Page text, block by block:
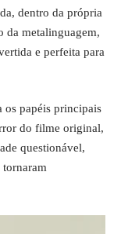
dentro da própria
da metalinguagem,
e perfeita para
os papéis principais
do filme original,
questionável,
tornaram